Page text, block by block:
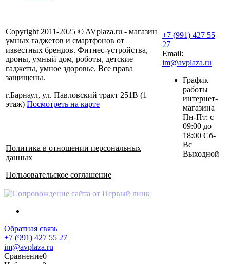
Copyright 2011-2025 © AVplaza.ru - магазин
умных гаджетов и смартфонов от
известных брендов. Фитнес-устройства,
дроны, умный дом, роботы, детские
гаджеты, умное здоровье. Все права
защищены.
г.Барнаул, ул. Павловский тракт 251В (1
этаж) Посмотреть на карте
Политика в отношении персональных
данных
Пользовательское соглашение
+7 (991) 427 55
27
Email:
im@avplaza.ru
График
работы
интернет-
магазина
Пн-Пт: с
09:00 до
18:00 Сб-
Вс
Выходной
Обратная связь
+7 (991) 427 55 27
im@avplaza.ru
Сравнение0